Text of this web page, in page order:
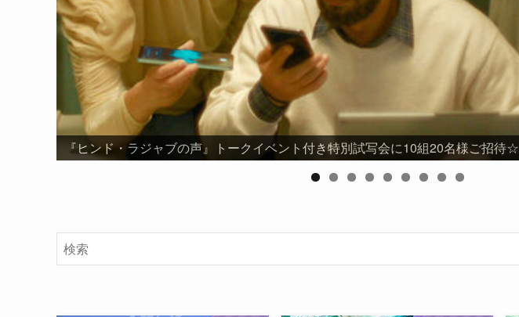
『ヒンド・ラジャブの声』トークイベント付き特別試写会に10組20名様ご招待☆